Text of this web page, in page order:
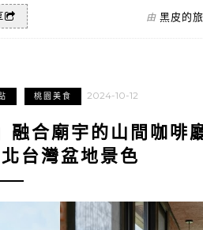
由 黑皮的
桃園美食 2024-10-12
合廟宇的山間咖啡
台灣盆地景色